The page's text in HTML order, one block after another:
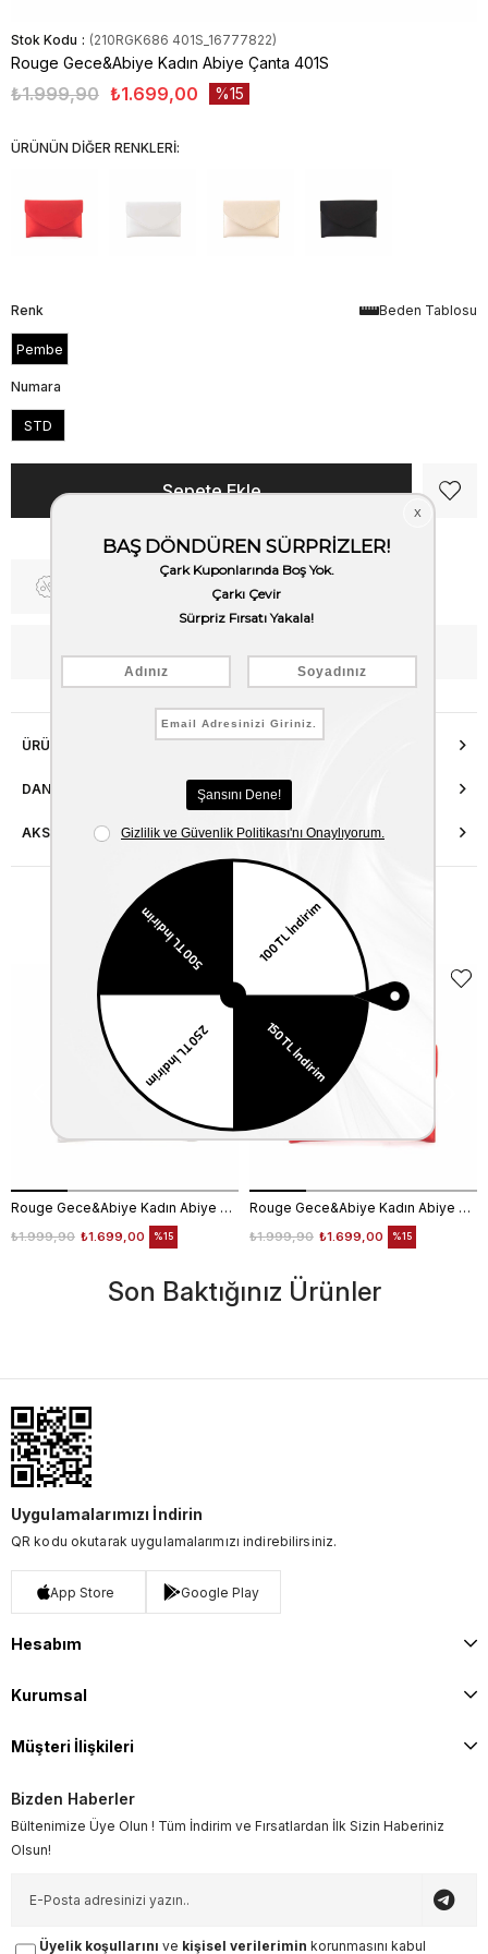
Stok Kodu (210RGK686 401S_16777822)
Rouge Gece&Abiye Kadın Abiye Çanta 401S
₺1.999,90 ₺1.699,00 15
ÜRÜNÜN DİĞER RENKLERİ:
Beden Tablosu
Renk
Pembe
Numara
STD
Fiyat Düşünce Haber Ver
WhatsApp’tan Bilgi Al
ÜRÜN ÖZELLIKLERI
DANIŞMA HATTI
AKSESUAR ONARIMI
Benzer Ürünler
Rouge Gece&Abiye Kadın Abiye Çanta 401S
₺1.699,00
₺1.999,90 %15
Rouge Gece&Abiye Kadın Abiye Çanta 401S
₺1.699,00
₺1.999,90 %15
Son Baktığınız Ürünler
Uygulamalarımızı İndirin
QR kodu okutarak uygulamalarımızı indirebilirsiniz.
App Store Google Play
Hesabım
Kurumsal
Müşteri İlişkileri
Bizden Haberler
Bültenimize Üye Olun ! Tüm İndirim ve Fırsatlardan İlk Sizin Haberiniz
Olsun!
Üyelik koşullarını ve kişisel verilerimin korunmasını kabul